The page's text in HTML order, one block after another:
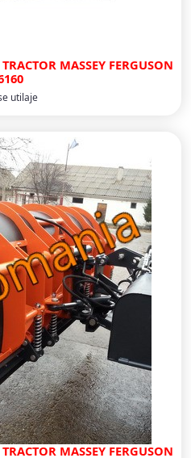
MASSEY FERGUSON
utilaje
MASSEY FERGUSON